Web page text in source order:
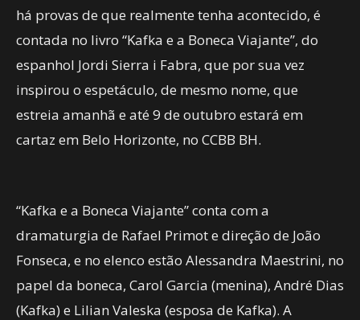
há provas de que realmente tenha acontecido, é
contada no livro “Kafka e a Boneca Viajante”, do
espanhol Jordi Sierra i Fabra, que por sua vez
inspirou o espetáculo, de mesmo nome, que
estreia amanhã e até 9 de outubro estará em
cartaz em Belo Horizonte, no CCBB BH.
“Kafka e a Boneca Viajante” conta com a
dramaturgia de Rafael Primot e direção de João
Fonseca, e no elenco estão Alessandra Maestrini, no
papel da boneca, Carol Garcia (menina), André Dias
(Kafka) e Lilian Valeska (esposa de Kafka). A